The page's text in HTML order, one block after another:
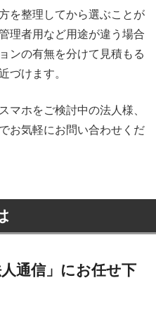
を整理してから選ぶことが
理者用など用途が違う場合
ンの有無を分けて見積もる
づけます。
マホをご検討中の法人様、
お気軽にお問い合わせくだ
通信」にお任せ下